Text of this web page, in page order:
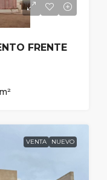
FRENTE
m²
VENTA NUEVO